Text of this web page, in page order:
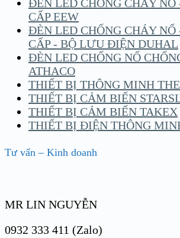
ĐÈN LED CHỐNG CHÁY
CẤP EEW
ĐÈN LED CHỐNG CHÁY
CẤP - BỘ LƯU ĐIỆN DUHAL
ĐÈN LED CHỐNG NỔ
ATHACO
THIẾT BỊ THÔNG MINH
THIẾT BỊ CẢM BIẾN
THIẾT BỊ CẢM BIẾN TAKEX
THIẾT BỊ ĐIỆN THÔNG
Tư vấn – Kinh doanh
MR LIN NGUYỄN
0932 333 411 (Zalo)